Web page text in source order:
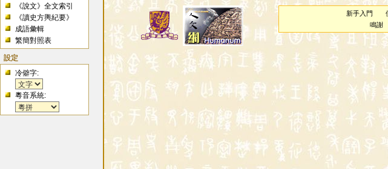
《說文》全文索引
《讀史方輿紀要》
成語彙輯
繁簡對照表
設定
冷僻字:
粵音系統:
新手入門
鳴謝